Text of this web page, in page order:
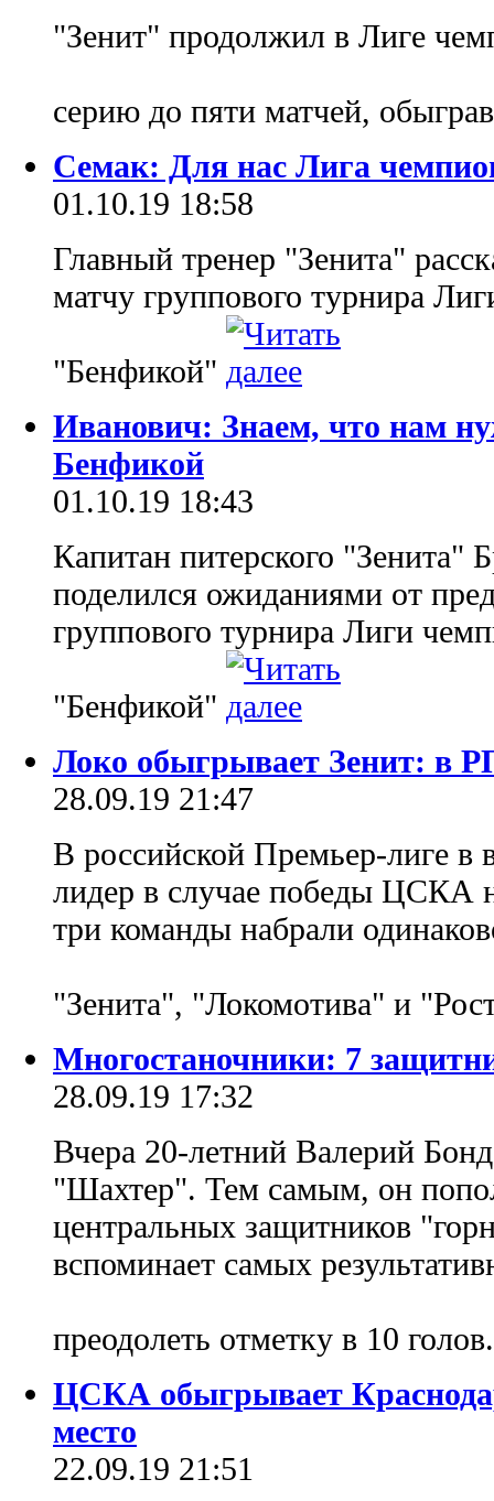
"Зенит" продолжил в Лиге
серию до пяти матчей,
Семак: Для нас Лига
01.10.19 18:58
Главный тренер "Зенита"
матчу группового турнира
"Бенфикой"
Иванович: Знаем, что нам
Бенфикой
01.10.19 18:43
Капитан питерского "Зенита"
поделился ожиданиями от
группового турнира Лиги
"Бенфикой"
Локо обыгрывает Зенит: в
28.09.19 21:47
В российской Премьер-лиге в
лидер в случае победы ЦСКА
три команды набрали
"Зенита", "Локомотива" и
Многостаночники: 7
28.09.19 17:32
Вчера 20-летний Валерий
"Шахтер". Тем самым, он
центральных защитников
вспоминает самых
преодолеть отметку в 10
ЦСКА обыгрывает
место
22.09.19 21:51